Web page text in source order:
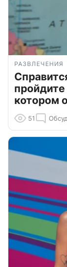
РАЗВЛЕЧЕНИЯ
пройдите
котором
51